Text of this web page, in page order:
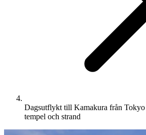
Dagsutflykt till Kamakura från
tempel och strand